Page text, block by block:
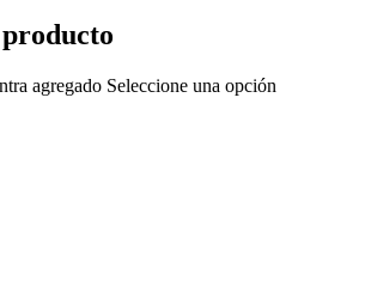
agregado Seleccione una opción